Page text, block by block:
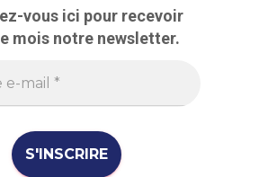
vous ici pour recevoir
mois notre newsletter.